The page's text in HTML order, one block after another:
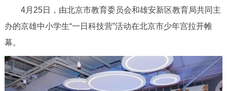
政务公开
政策兑现 政策解读 回应关切
4月25日，由北京市教育委员会和雄安新区教育局共同主
办的京雄中小学生“一日科技营”活动在北京市少年宫拉开帷
幕。